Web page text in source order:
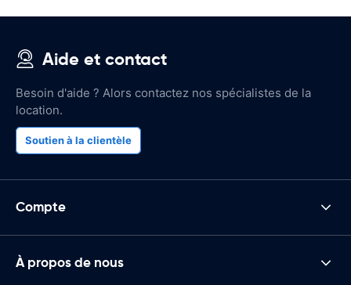
Aide et contact
Besoin d'aide ? Alors contactez nos spécialistes de la
location.
Soutien à la clientèle
Compte
À propos de nous